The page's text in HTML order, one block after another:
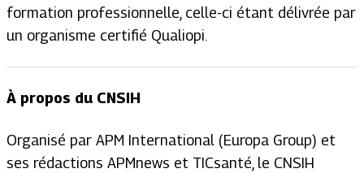
formation professionnelle, celle-ci étant délivrée par
un organisme certifié Qualiopi.
À propos du CNSIH
Organisé par APM International (Europa Group) et
ses rédactions APMnews et TICsanté, le CNSIH